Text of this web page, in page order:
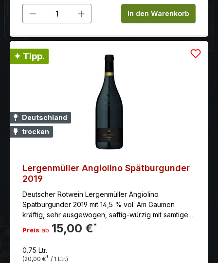
Produkt Anzahl: Gib denIn den Warenkorb
✦ Tipp.
Deutschland
trocken
Lergenmüller Angiolino Spätburgunder
2019
Deutscher Rotwein Lergenmüller Angiolino
Spätburgunder 2019 mit 14,5 % vol. Am Gaumen
kräftig, sehr ausgewogen, saftig-würzig mit samtiger
Textur. Schöne Länge.
Preis ab 15,00 €*
0.75 Ltr.
(20,00 €* / 1 Ltr.)